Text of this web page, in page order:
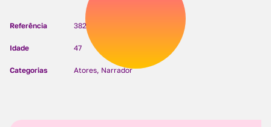
Referência 382
Idade 47
Categorias Atores, Narrador